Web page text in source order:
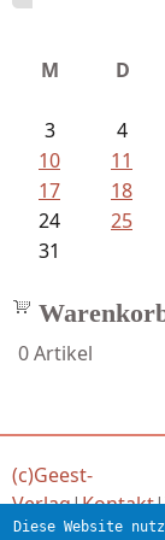
Ein Leben
M D
3
4
10
11
17
18
24
25
31
0Artikel
(c)Geest-
Verlag|Kontakt|
Diese Website